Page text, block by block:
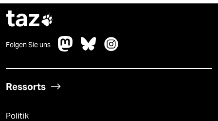
taz
Folgen Sie uns
Ressorts
Politik